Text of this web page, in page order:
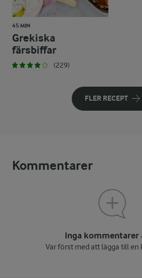
45 MIN
Grekiska
färsbiffar
(229)
FLER RECEPT
Kommentarer
Inga kommentarer
Var först med att lägga till